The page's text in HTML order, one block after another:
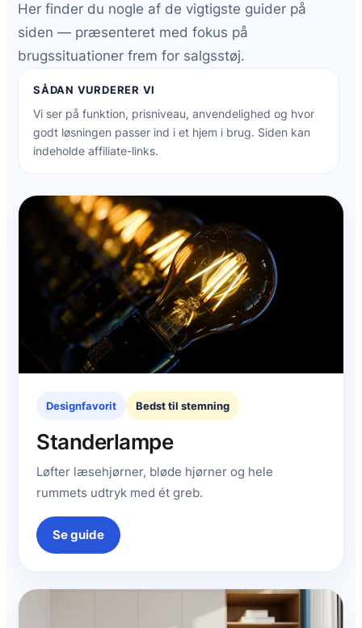
Her finder du nogle af de vigtigste guider på
siden — præsenteret med fokus på
brugssituationer frem for salgsstøj.
SÅDAN VURDERER VI
Vi ser på funktion, prisniveau, anvendelighed og hvor
godt løsningen passer ind i et hjem i brug. Siden kan
indeholde affiliate-links.
Designfavorit Bedst til stemning
Standerlampe
Løfter læsehjørner, bløde hjørner og hele
rummets udtryk med ét greb.
Se guide